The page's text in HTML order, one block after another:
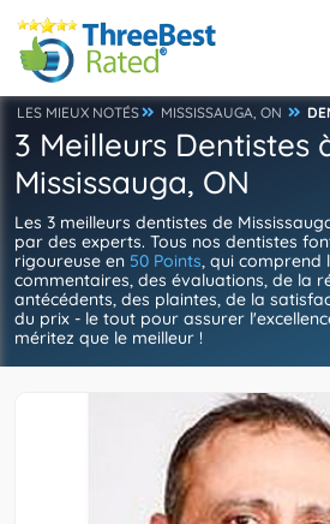
LES MIEUX NOTÉS MISSISSAUGA, ON
3 Meilleurs Dentistes
Mississauga, ON
Les 3 meilleurs dentistes de
par des experts. Tous nos dentistes
rigoureuse en 50 Points, qui comprend
commentaires, des évaluations, de la
antécédents, des plaintes, de la
du prix - le tout pour assurer
méritez que le meilleur !